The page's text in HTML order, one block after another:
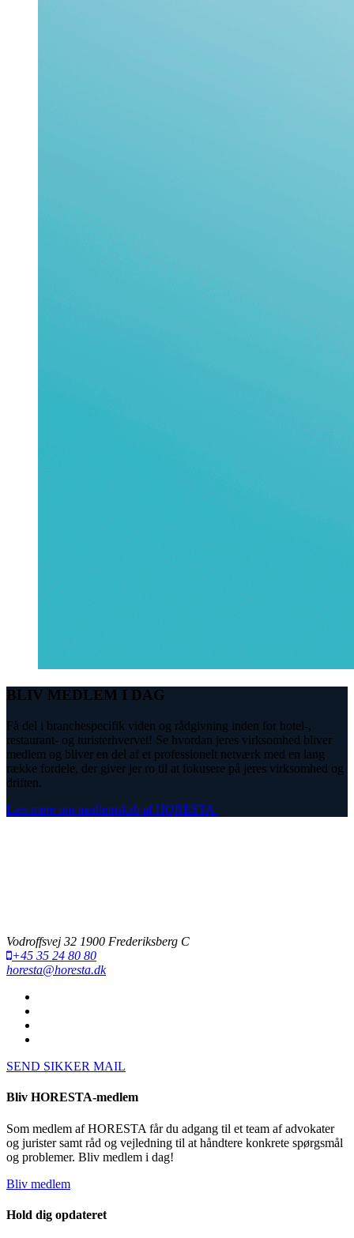
BLIV MEDLEM I DAG
Få del i branchespecifik viden og rådgivning inden for hotel-,
restaurant- og turisterhvervet! Se hvordan jeres virksomhed bliver
medlem og bliver en del af et professionelt netværk med en lang
række fordele, der giver jer ro til at fokusere på jeres virksomhed og
driften.
Læs mere om medlemskab af HORESTA.
Vodroffsvej 32 1900 Frederiksberg C
+45 35 24 80 80
horesta@horesta.dk
SEND SIKKER MAIL
Bliv HORESTA-medlem
Som medlem af HORESTA får du adgang til et team af advokater
og jurister samt råd og vejledning til at håndtere konkrete spørgsmål
og problemer. Bliv medlem i dag!
Bliv medlem
Hold dig opdateret